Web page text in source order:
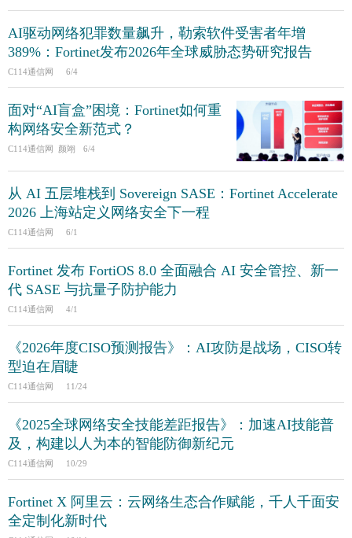
AI驱动网络犯罪数量飙升，勒索软件受害者年增
389%：Fortinet发布2026年全球威胁态势研究报告
C114通信网 6/4
面对“AI盲盒”困境：Fortinet如何重
构网络安全新范式？
C114通信网 颜翊 6/4
从 AI 五层堆栈到 Sovereign SASE：Fortinet Accelerate
2026 上海站定义网络安全下一程
C114通信网 6/1
Fortinet 发布 FortiOS 8.0 全面融合 AI 安全管控、新一
代 SASE 与抗量子防护能力
C114通信网 4/1
《2026年度CISO预测报告》：AI攻防是战场，CISO转
型迫在眉睫
C114通信网 11/24
《2025全球网络安全技能差距报告》：加速AI技能普
及，构建以人为本的智能防御新纪元
C114通信网 10/29
Fortinet X 阿里云：云网络生态合作赋能，千人千面安
全定制化新时代